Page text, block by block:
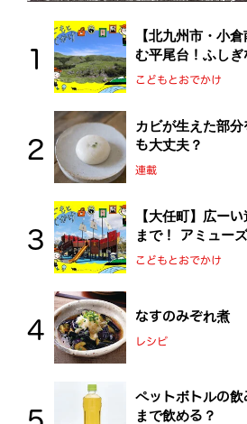
【北九州市・小
む平尾台！ふし
を探検しよう！
こどもとおでかけ
カビが生えた部
も大丈夫？
連載
【大任町】広ー
まで！ アミュー
おとう桜街道
こどもとおでかけ
なすのみぞれ煮
レシピ
ペットボトルの
まで飲める？